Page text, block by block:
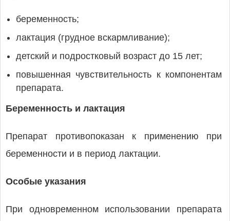
беременность;
лактация (грудное вскармливание);
детский и подростковый возраст до 15 лет;
повышенная чувствительность к компонентам
препарата.
Беременность и лактация
Препарат противопоказан к применению при
беременности и в период лактации.
Особые указания
При одновременном использовании препарата